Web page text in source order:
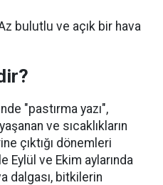
bulutlu ve açık bir hava
"pastırma yazı",
ve sıcaklıkların
çıktığı dönemleri
Eylül ve Ekim aylarında
dalgası, bitkilerin